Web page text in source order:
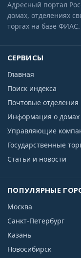
Адресный портал
домах, отделениях
торгах на базе ФИАС.
СЕРВИСЫ
Главная
Поиск индекса
Почтовые отделения
Информация о домах
Управляющие
Государственные
Статьи и новости
ПОПУЛЯРНЫЕ
Москва
Санкт-Петербург
Казань
Новосибирск